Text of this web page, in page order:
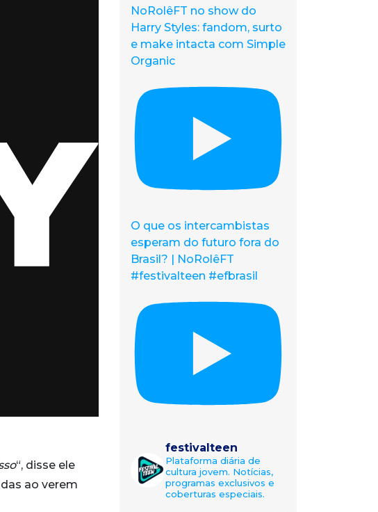
“, disse ele
ao verem
NoRolêFT no show do
Harry Styles: fandom, surto
e make intacta com Simple
Organic
O que os intercambistas
esperam do futuro fora do
Brasil? | NoRolêFT
#festivalteen #efbrasil
festivalteen
Plataforma diária de
cultura jovem. Notícias,
programas exclusivos e
coberturas especiais.